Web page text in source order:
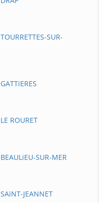
SUR-
ROURET
SUR-MER
JEANNET